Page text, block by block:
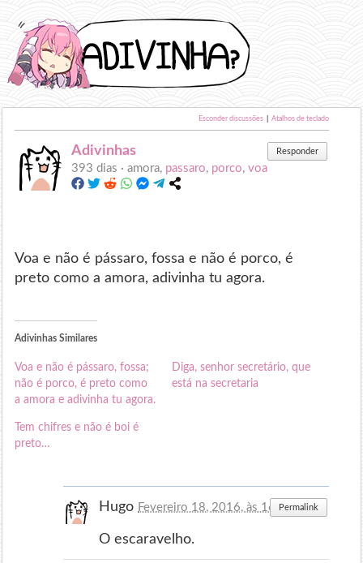
Esconder discussões Atalhos de teclado
Adivinhas Responder
393 dias ·amora, passaro, porco,voa
Voa e não é pássaro, fossa e não é porco, é
preto como a amora, adivinha tu agora.
Adivinhas Similares
Voa e não é pássaro, fossa;
não é porco, é preto como
a amora e adivinha tu agora.
Diga, senhor secretário, que
está na secretaria
Tem chifres e não é boi é
preto…
Hugo Fevereiro 18, 2016, às 16:49Permalink
O escaravelho.